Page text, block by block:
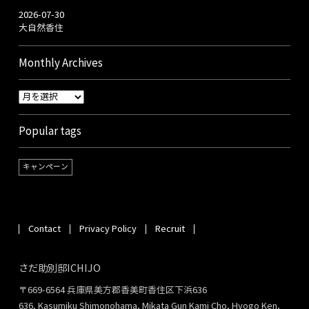
2026-07-30
大自然香住
Monthly Archives
Popular tags
キャンペーン
Contact Privacy Policy Recruit
さだ助別邸ICHIJO
〒669-6564 兵庫県美方郡香美町香住区下浜636
636, Kasumiku Shimonohama, Mikata Gun Kami Cho, Hyogo Ken,